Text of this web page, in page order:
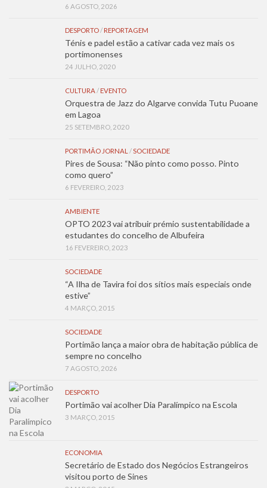
6 AGOSTO, 2026
DESPORTO/ REPORTAGEM
Ténis e padel estão a cativar cada vez mais os
portimonenses
24 JULHO, 2020
CULTURA/ EVENTO
Orquestra de Jazz do Algarve convida Tutu Puoane
em Lagoa
25 SETEMBRO, 2020
PORTIMÃO JORNAL /SOCIEDADE
Pires de Sousa: “Não pinto como posso. Pinto
como quero”
6 FEVEREIRO, 2023
AMBIENTE
OPTO 2023 vai atribuir prémio sustentabilidade a
estudantes do concelho de Albufeira
16 FEVEREIRO, 2023
SOCIEDADE
“A Ilha de Tavira foi dos sítios mais especiais onde
estive”
4 MARÇO, 2015
SOCIEDADE
Portimão lança a maior obra de habitação pública de
sempre no concelho
7 AGOSTO, 2026
DESPORTO
Portimão vai acolher Dia Paralímpico na Escola
3 MARÇO, 2015
ECONOMIA
Secretário de Estado dos Negócios Estrangeiros
visitou porto de Sines